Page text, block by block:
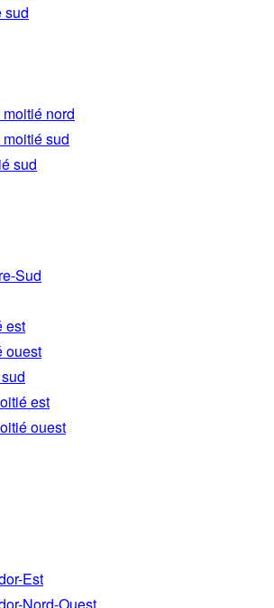
sud
nord
sud
sud
Sud
est
ouest
est
ouest
Est